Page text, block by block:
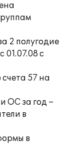
2 полугодие
01.07.08 с
57 на
ОС за год –
в
в